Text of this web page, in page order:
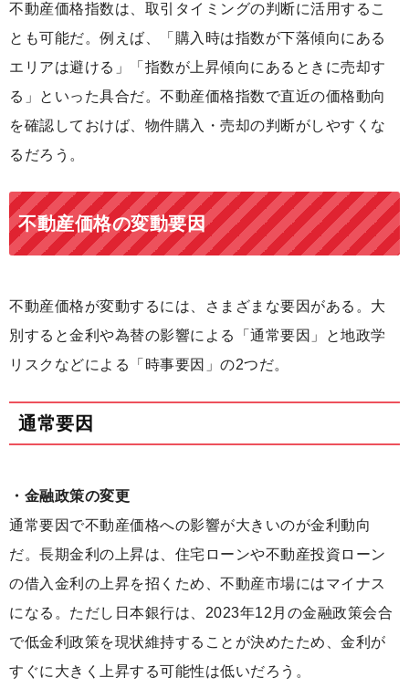
不動産価格指数は、取引タイミングの判断に活用するこ
とも可能だ。例えば、「購入時は指数が下落傾向にある
エリアは避ける」「指数が上昇傾向にあるときに売却す
る」といった具合だ。不動産価格指数で直近の価格動向
を確認しておけば、物件購入・売却の判断がしやすくな
るだろう。
不動産価格の変動要因
不動産価格が変動するには、さまざまな要因がある。大
別すると金利や為替の影響による「通常要因」と地政学
リスクなどによる「時事要因」の2つだ。
通常要因
・金融政策の変更
通常要因で不動産価格への影響が大きいのが金利動向
だ。長期金利の上昇は、住宅ローンや不動産投資ローン
の借入金利の上昇を招くため、不動産市場にはマイナス
になる。ただし日本銀行は、2023年12月の金融政策会合
で低金利政策を現状維持することが決めたため、金利が
すぐに大きく上昇する可能性は低いだろう。